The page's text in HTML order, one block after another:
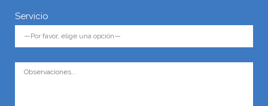
Servicio